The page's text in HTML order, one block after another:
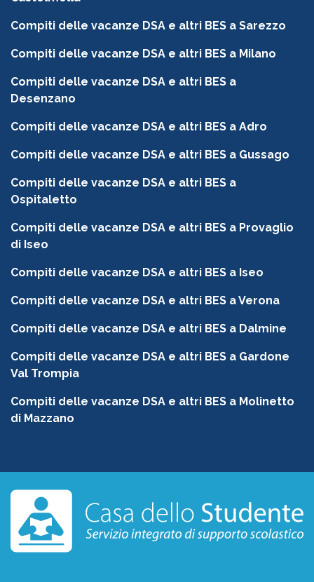
Compiti delle vacanze DSA e altri BES a Sarezzo
Compiti delle vacanze DSA e altri BES a Milano
Compiti delle vacanze DSA e altri BES a
Desenzano
Compiti delle vacanze DSA e altri BES a Adro
Compiti delle vacanze DSA e altri BES a Gussago
Compiti delle vacanze DSA e altri BES a
Ospitaletto
Compiti delle vacanze DSA e altri BES a Provaglio
di Iseo
Compiti delle vacanze DSA e altri BES a Iseo
Compiti delle vacanze DSA e altri BES a Verona
Compiti delle vacanze DSA e altri BES a Dalmine
Compiti delle vacanze DSA e altri BES a Gardone
Val Trompia
Compiti delle vacanze DSA e altri BES a Molinetto
di Mazzano